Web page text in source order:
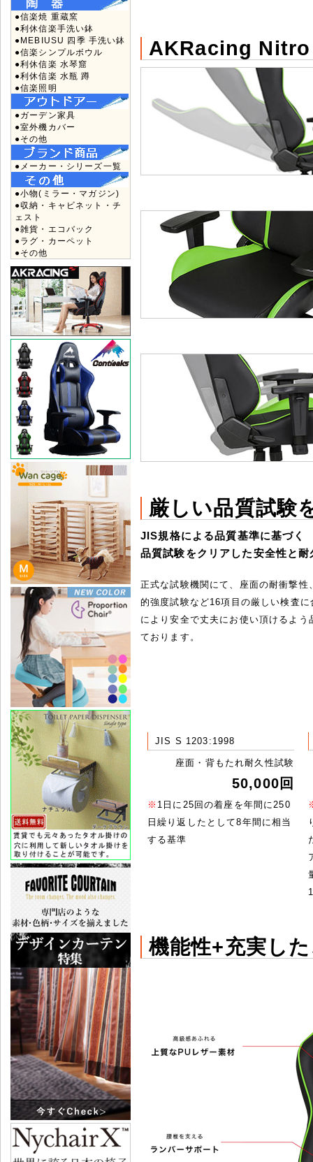
●信楽焼 重蔵窯
●利休信楽手洗い鉢
●MEBIUSU 四季 手洗い鉢
●信楽シンプルボウル
●利休信楽 水琴窟
●利休信楽 水瓶 蹲
●信楽照明
●ガーデン家具
●室外機カバー
●その他
●メーカー・シリーズ一覧
●小物(ミラー・マガジン)
●収納・キャビネット・チ
ェスト
●雑貨・エコバック
●ラグ・カーペット
●その他
AKRacing Nitro
厳しい品質試験
JIS規格による品質基準に基づく
品質試験をクリアした安全性と耐
正式な試験機関にて、座面の耐衝撃性
的強度試験など16項目の厳しい検査
により安全で丈夫にお使い頂けるよう
ております。
JIS S 1203:1998
座面・背もたれ耐久性試験
50,000回
※ 1日に25回の着座を年間に250
日繰り返したとして8年間に相当
する基準
機能性+充実し